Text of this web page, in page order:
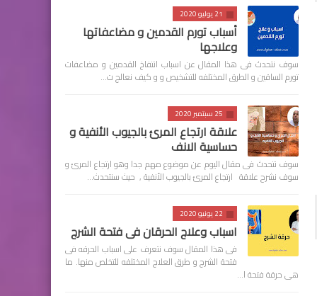
21 يوليو 2020
أسباب تورم القدمين و مضاعفاتها
وعلاجها
سوف نتحدث فى هذا المقال عن اسباب انتفاخ القدمين و مضاعفات
تورم الساقين و الطرق المختلفه للتشخيص و و كيف نعالج ت…
25 سبتمبر 2020
علاقة ارتجاع المرئ بالجيوب الأنفية و
حساسية الانف
سوف نتحدث فى مقال اليوم عن موضوع مهم جدا وهو ارتجاع المرئ و
سوف نشرح علاقة ارتجاع المرئ بالجيوب الأنفية , حيث سنتحدث…
22 يونيو 2020
اسباب وعلاج الحرقان فى فتحة الشرج
فى هذا المقال سوف نتعرف على اسباب الحرقه فى
فتحة الشرج و طرق العلاج المختلفه للتخلص منها. ما
هى حرقة فتحة ا…